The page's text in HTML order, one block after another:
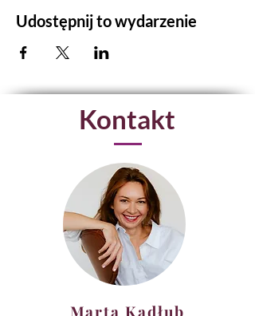
Udostępnij to wydarzenie
Kontakt
Marta Kadłub